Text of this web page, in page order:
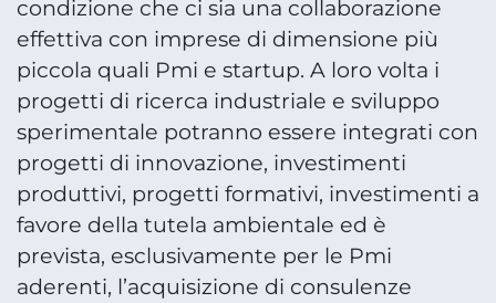
condizione che ci sia una collaborazione
effettiva con imprese di dimensione più
piccola quali Pmi e startup. A loro volta i
progetti di ricerca industriale e sviluppo
sperimentale potranno essere integrati con
progetti di innovazione, investimenti
produttivi, progetti formativi, investimenti a
favore della tutela ambientale ed è
prevista, esclusivamente per le Pmi
aderenti, l’acquisizione di consulenze